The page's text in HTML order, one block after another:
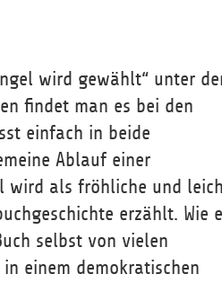
wird gewählt“ unter
findet man es bei den
einfach in beide
Ablauf einer
wird als fröhliche und
erzählt. Wie
selbst von vielen
einem demokratischen